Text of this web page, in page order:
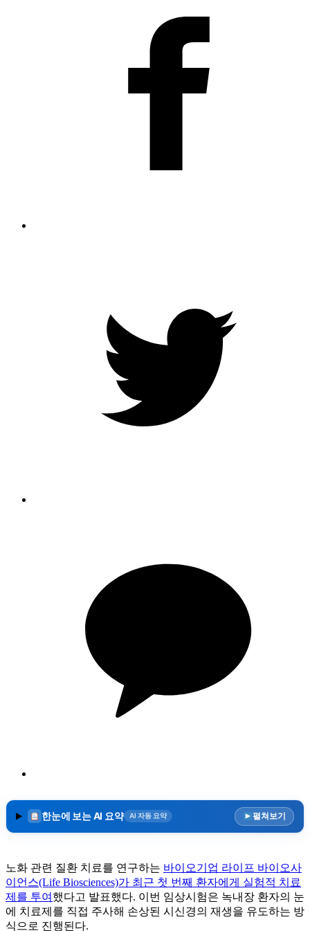
한눈에 보는 AI 요약 AI 자동 요약 펼쳐보기
노화 관련 질환 치료를 연구하는 바이오기업 라이프 바이오사
이언스(Life Biosciences)가 최근 첫 번째 환자에게 실험적 치료
제를 투여 했다고 발표했다. 이번 임상시험은 녹내장 환자의 눈
에 치료제를 직접 주사해 손상된 시신경의 재생을 유도하는 방
식으로 진행된다.